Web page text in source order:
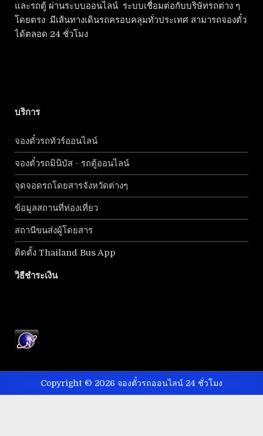
และรถตู้ ผ่านระบบออนไลน์ ระบบเชื่อมต่อกับบริษัทรถต่าง ๆ
โดยตรง มีเส้นทางเดินรถครอบคลุมทั่วประเทศ สามารถจองตั๋ว
ได้ตลอด 24 ชั่วโมง
บริการ
จองตั๋วรถทัวร์ออนไลน์
จองตั๋วรถมินิบัส - รถตู้ออนไลน์
จุดจอดรถโดยสารจังหวัดต่างๆ
ข้อมูลสถานที่ท่องเที่ยว
สถานีขนส่งผู้โดยสาร
ติดตั้ง Thailand Bus App
วิธีชำระเงิน
Copyright © 2026 จองตั๋วรถออนไลน์ 24 ชั่วโมง